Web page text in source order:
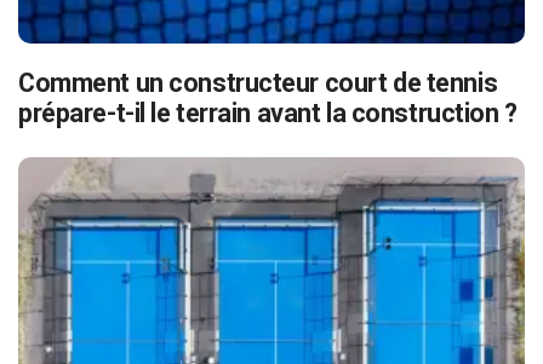
Comment un constructeur court de tennis
prépare-t-il le terrain avant la construction ?